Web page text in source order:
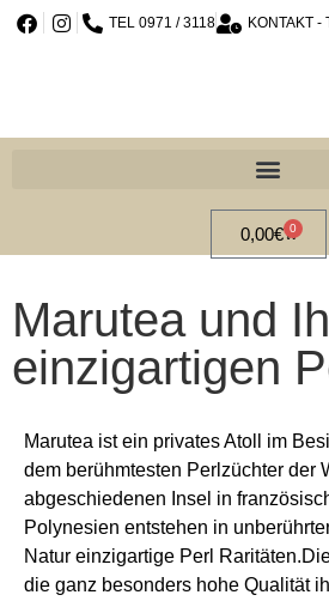
TEL 0971 / 3118 KONTAKT -
0,00€ 0
Marutea und
einzigartigen
Marutea ist ein privates Atoll im
dem berühmtesten Perlzüchter der
abgeschiedenen Insel in
Polynesien entstehen in
Natur einzigartige Perl
die ganz besonders hohe Qualität